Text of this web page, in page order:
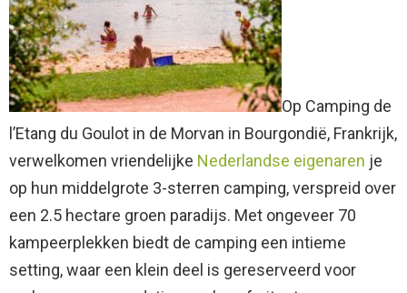
Op Camping de
l’Etang du Goulot in de Morvan in Bourgondië, Frankrijk,
verwelkomen vriendelijke Nederlandse eigenaren je
op hun middelgrote 3-sterren camping, verspreid over
een 2.5 hectare groen paradijs. Met ongeveer 70
kampeerplekken biedt de camping een intieme
setting, waar een klein deel is gereserveerd voor